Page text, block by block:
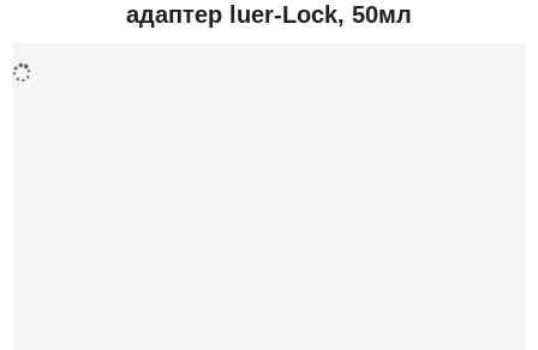
адаптер luer-Lock, 50мл